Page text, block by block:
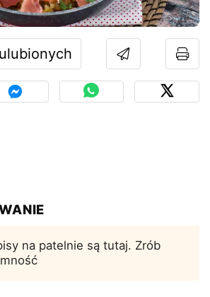
na patelnie są tutaj. Zrób